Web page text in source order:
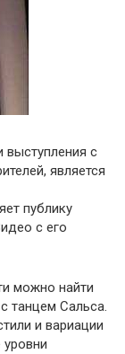
выступления с
является
публику
с его
можно найти
танцем Сальса.
и вариации